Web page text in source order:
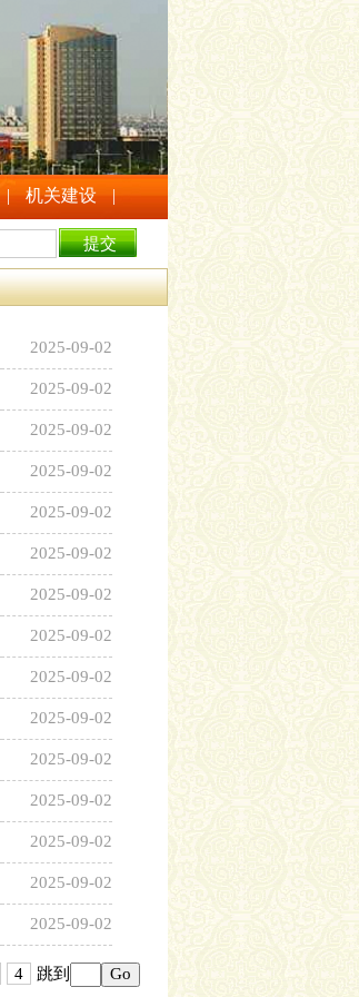
| 机关建设 |
2025-09-02
2025-09-02
2025-09-02
2025-09-02
2025-09-02
2025-09-02
2025-09-02
2025-09-02
2025-09-02
2025-09-02
2025-09-02
2025-09-02
2025-09-02
2025-09-02
2025-09-02
4 跳到